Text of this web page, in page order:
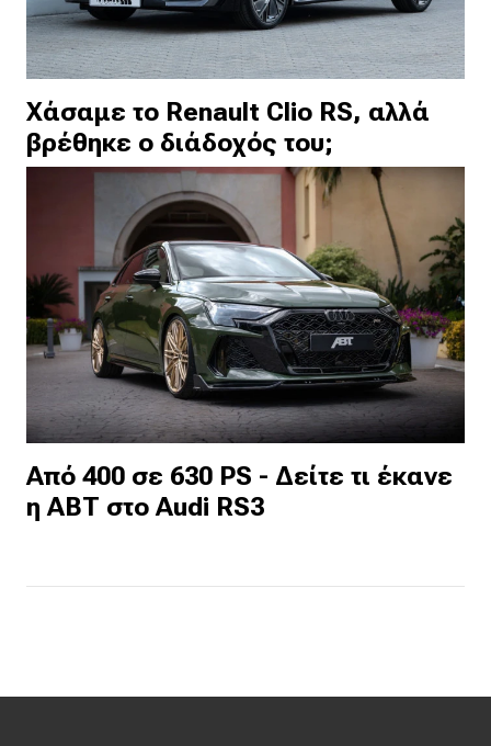
Χάσαμε το Renault Clio RS, αλλά
βρέθηκε ο διάδοχός του;
Από 400 σε 630 PS - Δείτε τι έκανε
η ΑΒΤ στο Audi RS3